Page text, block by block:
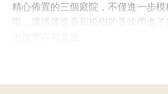
精心佈置的三個庭院，不僅進一步
限，還將迷迭香和松樹的香味帶進